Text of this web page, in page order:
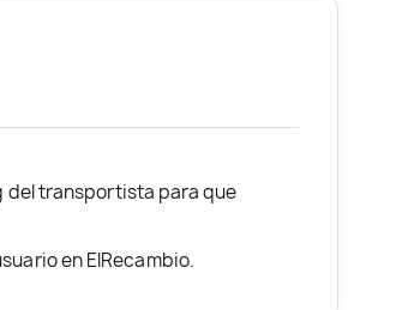
del transportista para que
en ElRecambio.